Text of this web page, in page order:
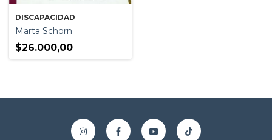
DISCAPACIDAD
Marta Schorn
$26.000,00